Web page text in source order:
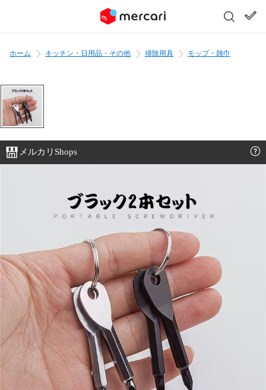
ホーム キッチン・日用品・その他 掃除用具 モップ・雑巾
メルカリShops